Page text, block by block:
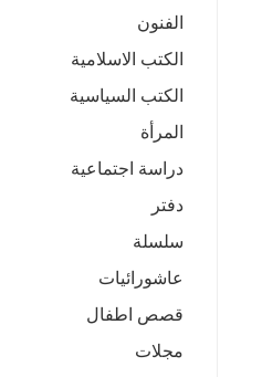
الفنون
الكتب الاسلامية
الكتب السياسية
المرأة
دراسة اجتماعية
دفتر
سلسلة
عاشورائيات
قصص اطفال
مجلات